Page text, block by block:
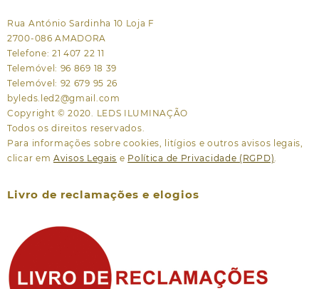
Rua António Sardinha 10 Loja F
2700-086 AMADORA
Telefone: 21 407 22 11
Telemóvel: 96 869 18 39
Telemóvel: 92 679 95 26
byleds.led2@gmail.com
Copyright © 2020. LEDS ILUMINAÇÃO
Todos os direitos reservados.
Para informações sobre cookies, litígios e outros avisos legais,
clicar em Avisos Legais e Política de Privacidade (RGPD).
Livro de reclamações e elogios